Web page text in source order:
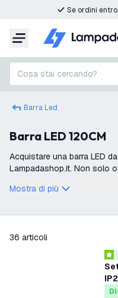
Se ordini
Menu
Cosa stai cercando?
Barra Led
Barra LED 120CM
Acquistare una barra LED
Lampadashop.it. Non solo
Anche per questo motivo,
Mostra di più
36 articoli
4.1
filtra